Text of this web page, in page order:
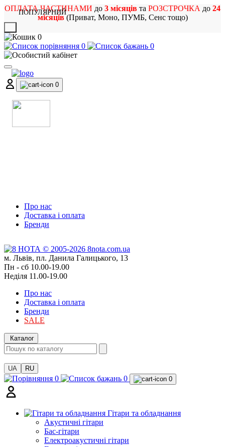
ОПЛАТА ЧАСТИНАМИ до 3 місяців та РОЗСТРОЧКА до 24
місяців(Приват, Моно, ПУМБ, Сенс тощо)
0
0
0
0
Про нас
Доставка і оплата
Бренди
м. Львів, пл. Данила Галицького, 13
Пн - сб 10.00-19.00
Неділя 11.00-19.00
Про нас
Доставка і оплата
Бренди
SALE
Каталог
UA RU
0 0 0
Гітари та обладнання
Акустичні гітари
Бас-гітари
Електроакустичні гітари
ПОПУЛЯРНИЙ